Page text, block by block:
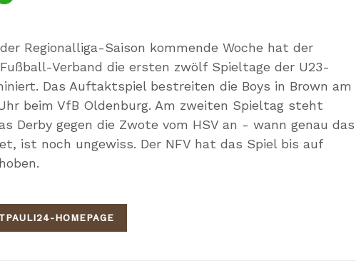
Regionalliga-Saison kommende Woche hat der
Verband die ersten zwölf Spieltage der U23-
Das Auftaktspiel bestreiten die Boys in Brown am
beim VfB Oldenburg. Am zweiten Spieltag steht
Derby gegen die Zwote vom HSV an - wann genau das
ist noch ungewiss. Der NFV hat das Spiel bis auf
HOMEPAGE